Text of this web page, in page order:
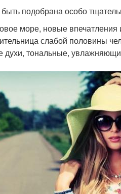
подобрана особо
море, новые
слабой половины
тональные,